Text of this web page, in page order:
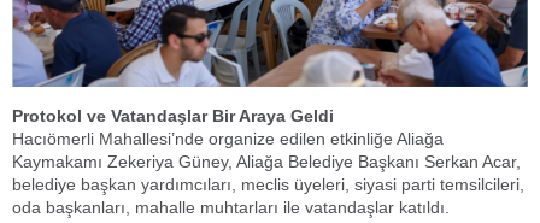
Protokol ve Vatandaşlar Bir Araya Geldi
Hacıömerli Mahallesi’nde organize edilen etkinliğe Aliağa
Kaymakamı Zekeriya Güney, Aliağa Belediye Başkanı Serkan Acar,
belediye başkan yardımcıları, meclis üyeleri, siyasi parti temsilcileri,
oda başkanları, mahalle muhtarları ile vatandaşlar katıldı.